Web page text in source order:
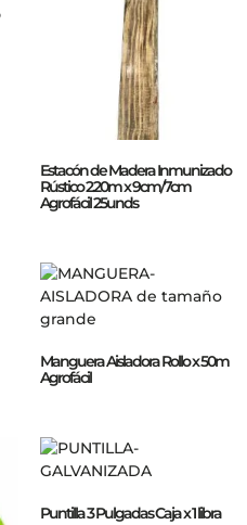
Estacón de Madera Inmunizado
Rústico 2.20m x 9cm/7cm
Agrofácil 25unds
Manguera Aisladora Rollo x 50m
Agrofácil
Puntilla 3 Pulgadas Caja x 1 libra